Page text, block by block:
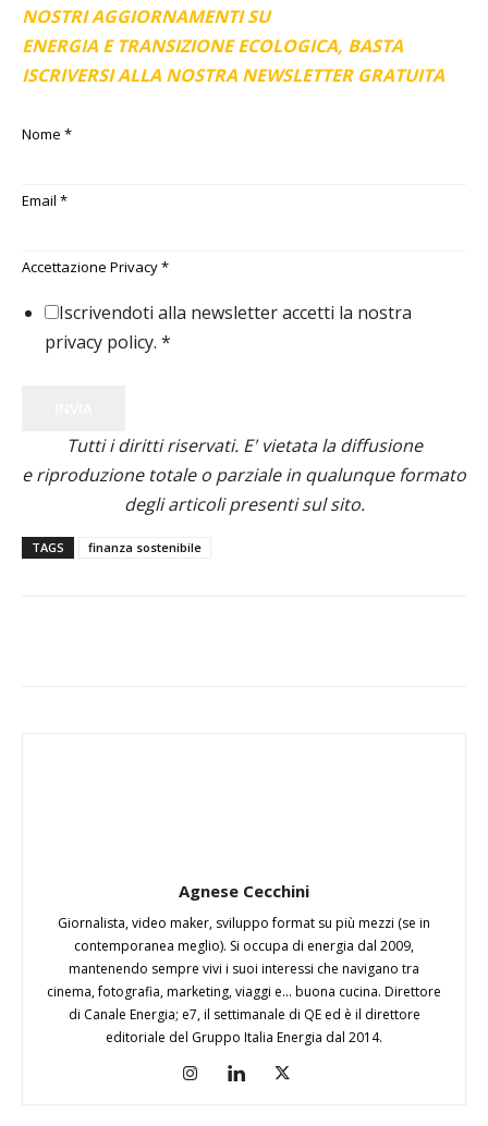
NOSTRI AGGIORNAMENTI SU
ENERGIA E TRANSIZIONE ECOLOGICA, BASTA
ISCRIVERSI ALLA NOSTRA NEWSLETTER GRATUITA
Nome *
Email *
Accettazione Privacy*
Iscrivendoti alla newsletter accetti la nostra
privacy policy. *
Tutti i diritti riservati. E' vietata la diffusione
e riproduzione totale o parziale in qualunque formato
degli articoli presenti sul sito.
TAGS finanza sostenibile
Agnese Cecchini
Giornalista, video maker, sviluppo format su più mezzi (se in
contemporanea meglio). Si occupa di energia dal 2009,
mantenendo sempre vivi i suoi interessi che navigano tra
cinema, fotografia, marketing, viaggi e... buona cucina. Direttore
di Canale Energia; e7, il settimanale di QE ed è il direttore
editoriale del Gruppo Italia Energia dal 2014.